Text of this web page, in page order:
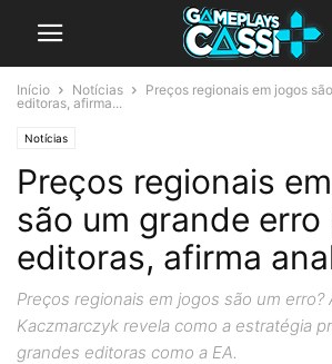
Início Notícias
Preços regionais em jogos
editoras, afirma...
Notícias
Preços regionais
são um grande erro
editoras, afirma
Preços regionais em jogos são um erro?
Kaczmarczyk revela como a estratégia
grandes editoras como a EA.